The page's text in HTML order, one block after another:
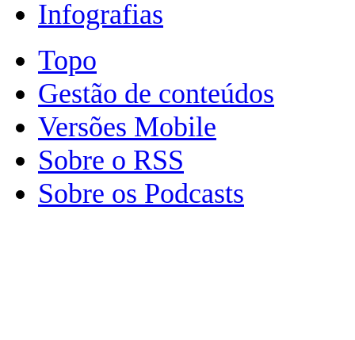
Infografias
Topo
Gestão de conteúdos
Versões Mobile
Sobre o RSS
Sobre os Podcasts